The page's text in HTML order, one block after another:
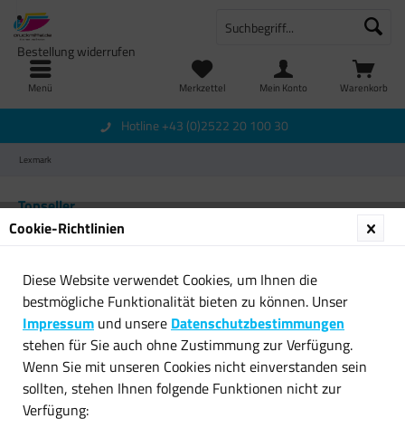
Menü Warenkorb
Merkzettel
Bestellung widerrufen
Mein Konto
Hotline +43 (0)2522 20 100 30
Lexmark
Topseller
Original Lexmark
Tintendruckkopfpatrone 75...
Original Lexmark
Cookie-Richtlinien
Diese Website verwendet Cookies, um Ihnen die
bestmögliche Funktionalität bieten zu können. Unser
Impressum und unsere Datenschutzbestimmungen
stehen für Sie auch ohne Zustimmung zur Verfügung.
Wenn Sie mit unseren Cookies nicht einverstanden sein
sollten, stehen Ihnen folgende Funktionen nicht zur
Verfügung: